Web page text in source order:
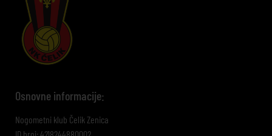
Osnovne informacije:
Nogometni klub Čelik Zenica